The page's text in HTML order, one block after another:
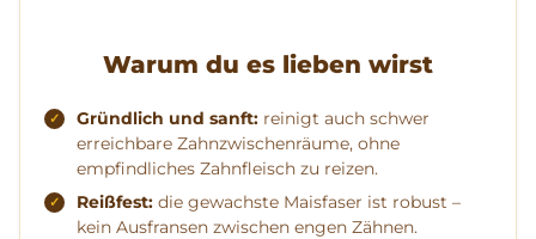
Warum du es lieben wirst
Gründlich und sanft: reinigt auch schwer
erreichbare Zahnzwischenräume, ohne
empfindliches Zahnfleisch zu reizen.
Reißfest: die gewachste Maisfaser ist robust –
kein Ausfransen zwischen engen Zähnen.